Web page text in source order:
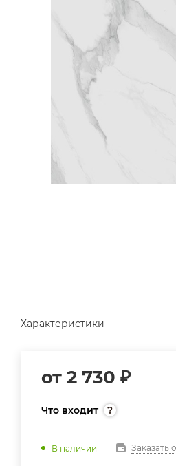
Характеристики
от 2 730 ₽
Что входит
В наличии Заказать